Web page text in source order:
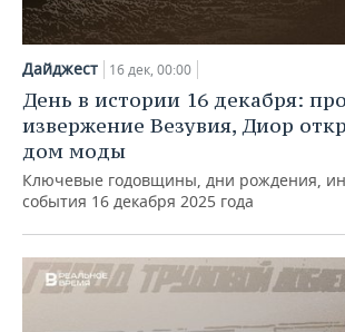
Дайджест 16 дек, 00:00
День в истории 16 декабря:
извержение Везувия, Диор
дом моды
Ключевые годовщины, дни рождения,
события 16 декабря 2025 года